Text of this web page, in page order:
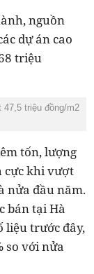
nguồn
dự án cao
triệu
triệu đồng/m2
tốn, lượng
cực khi vượt
nửa đầu năm.
bán tại Hà
liệu trước đây,
so với nửa